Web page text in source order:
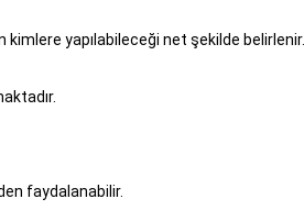
yapılabileceği net şekilde belirlenir.
faydalanabilir.